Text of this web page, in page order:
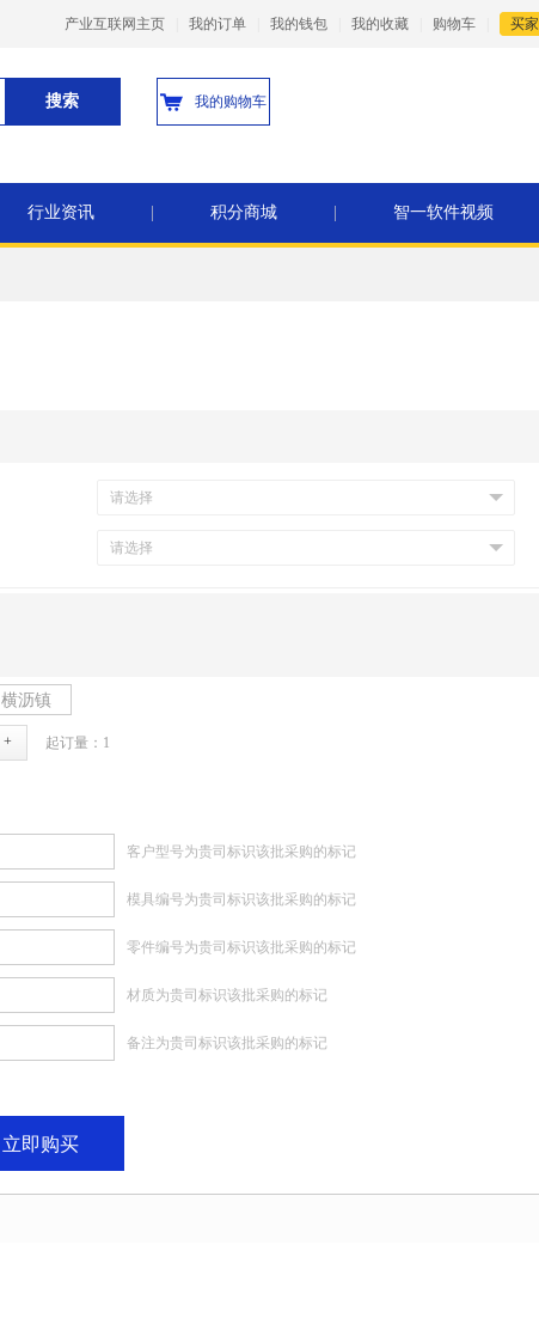
产业互联网主页 我的订单 我的钱包 我的收藏 购物车 买
搜索 我的购物车
行业资讯 积分商城 智一软件视频
横沥镇
+ 起订量： 1
客户型号为贵司标识该批采购的标记
模具编号为贵司标识该批采购的标记
零件编号为贵司标识该批采购的标记
材质为贵司标识该批采购的标记
备注为贵司标识该批采购的标记
立即购买